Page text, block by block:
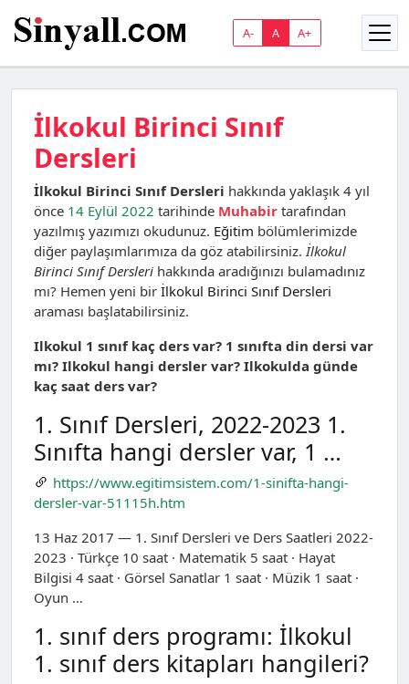
A- A A+
İlkokul Birinci Sınıf
Dersleri
İlkokul Birinci Sınıf Dersleri hakkında yaklaşık 4 yıl
önce 14 Eylül 2022 tarihinde Muhabir tarafından
yazılmış yazımızı okudunuz. Eğitim bölümlerimizde
diğer paylaşımlarımıza da göz atabilirsiniz.İlkokul
Birinci Sınıf Dersleri hakkında aradığınızı bulamadınız
mı? Hemen yeni bir İlkokul Birinci Sınıf Dersleri
araması başlatabilirsiniz.
Ilkokul 1 sınıf kaç ders var? 1 sınıfta din dersi var
mı? Ilkokul hangi dersler var? Ilkokulda günde
kaç saat ders var?
1. Sınıf Dersleri, 2022-2023 1.
Sınıfta hangi dersler var, 1 …
https://www.egitimsistem.com/1-sinifta-hangi-
dersler-var-51115h.htm
13 Haz 2017 — 1. Sınıf Dersleri ve Ders Saatleri 2022-
2023 · Türkçe 10 saat · Matematik 5 saat · Hayat
Bilgisi 4 saat · Görsel Sanatlar 1 saat · Müzik 1 saat ·
Oyun …
1. sınıf ders programı: İlkokul
1. sınıf ders kitapları hangileri?